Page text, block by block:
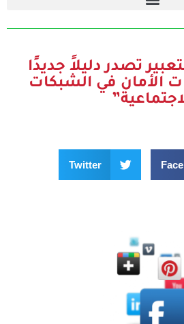
تصدر دليلاً جديدًا
الأمان في الشبكات
Twitter